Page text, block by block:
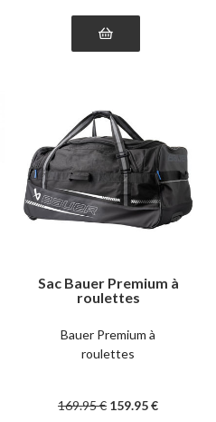
Sac Bauer Premium à
roulettes
Bauer Premium à
roulettes
169.95€ 159.95€